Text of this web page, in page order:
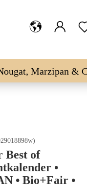
Marzipan &
)
Best of
•
• Bio+Fair •